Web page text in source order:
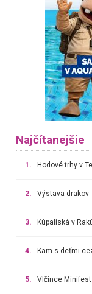
Najčítanejšie
1. Hodové trhy v
2. Výstava drakov
3. Kúpaliská v
4. Kam s deťmi
5. Vlčince Minifest